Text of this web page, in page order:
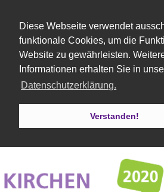
Diese Webseite verwendet
funktionale Cookies, um die
Website zu gewährleisten.
Informationen erhalten Sie in
Datenschutzerklärung.
Verstanden!